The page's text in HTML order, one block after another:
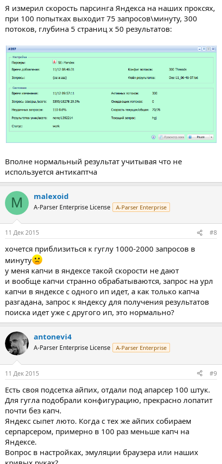
Я измерил скорость парсинга Яндекса на наших проксях,
при 100 попытках выходит 75 запросов\минуту, 300
потоков, глубина 5 страниц х 50 результатов:
Вполне нормальный результат учитывая что не
используется антикаптча
M malexoid
A-Parser Enterprise License A-Parser Enterprise
11 Дек 2015 #8
хочется приблизиться к гуглу 1000-2000 запросов в
минуту
у меня капчи в яндексе такой скорости не дают
и вообще капчи странно обрабатываются, запрос на урл
капчи в яндексе с одного ип идет, а как только капча
разгадана, запрос к яндексу для получения результатов
поиска идет уже с другого ип, это нормально?
antonevi4
A-Parser Enterprise License A-Parser Enterprise
11 Дек 2015 #9
Есть своя подсетка айпих, отдали под апарсер 100 штук.
Для гугла подобрали конфигурацию, прекрасно лопатит
почти без капч.
Яндекс сыпет люто. Когда с тех же айпих собираем
серпарсером, примерно в 100 раз меньше капч на
Яндексе.
Вопрос в настройках, эмуляции браузера или наших